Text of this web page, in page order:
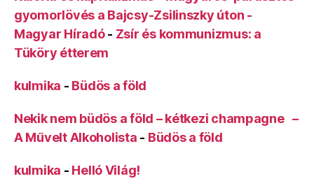
gyomorlövés a Bajcsy-Zsilinszky úton -
Magyar Híradó- Zsír és kommunizmus: a
Tüköry étterem
kulmika - Büdös a föld
Nekik nem büdös a föld – kétkezi champagne –
A Művelt Alkoholista - Büdös a föld
kulmika - Helló Világ!